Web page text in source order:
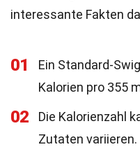
interessante Fakten
01
Ein Standard-
Kalorien pro 355
02
Die Kalorienzahl
Zutaten variieren.